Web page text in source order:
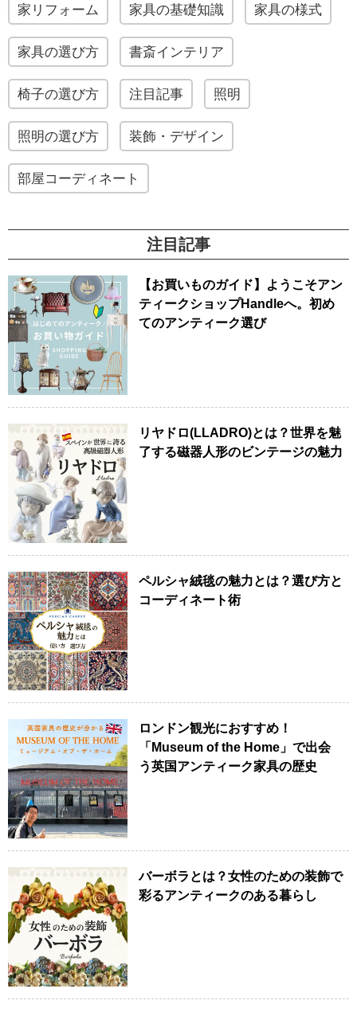
家リフォーム 家具の基礎知識 家具の様式
家具の選び方 書斎インテリア
椅子の選び方 注目記事 照明
照明の選び方 装飾・デザイン
部屋コーディネート
注目記事
【お買いものガイド】ようこそアン
ティークショップHandleへ。初め
てのアンティーク選び
リヤドロ(LLADRO)とは？世界を魅
了する磁器人形のビンテージの魅力
ペルシャ絨毯の魅力とは？選び方と
コーディネート術
ロンドン観光におすすめ！
「Museum of the Home」で出会
う英国アンティーク家具の歴史
バーボラとは？女性のための装飾で
彩るアンティークのある暮らし